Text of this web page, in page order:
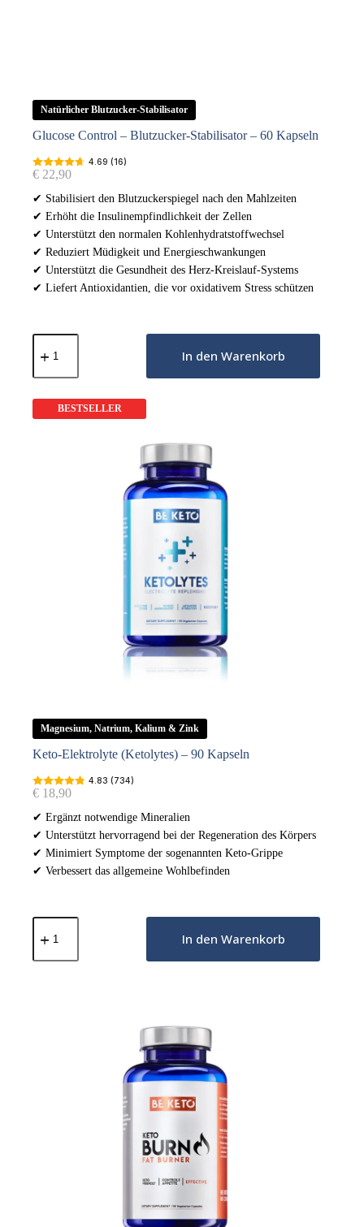
Natürlicher Blutzucker-Stabilisator
Glucose Control – Blutzucker-Stabilisator – 60 Kapseln
4.69 (16)
€ 22,90
✔ Stabilisiert den Blutzuckerspiegel nach den Mahlzeiten
✔ Erhöht die Insulinempfindlichkeit der Zellen
✔ Unterstützt den normalen Kohlenhydratstoffwechsel
✔ Reduziert Müdigkeit und Energieschwankungen
✔ Unterstützt die Gesundheit des Herz-Kreislauf-Systems
✔ Liefert Antioxidantien, die vor oxidativem Stress schützen
Glucose
Control
Blutzucker-
60
In den Warenkorb
Magnesium, Natrium, Kalium & Zink
BESTSELLER
Keto-Elektrolyte (Ketolytes) – 90 Kapseln
4.83 (734)
€ 18,90
✔ Ergänzt notwendige Mineralien
✔ Unterstützt hervorragend bei der Regeneration des Körpers
✔ Minimiert Symptome der sogenannten Keto-Grippe
✔ Verbessert das allgemeine Wohlbefinden
Keto-
Elektrolyte
-
In den Warenkorb